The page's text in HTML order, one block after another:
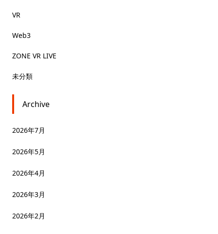
VR
Web3
ZONE VR LIVE
未分類
Archive
2026年7月
2026年5月
2026年4月
2026年3月
2026年2月